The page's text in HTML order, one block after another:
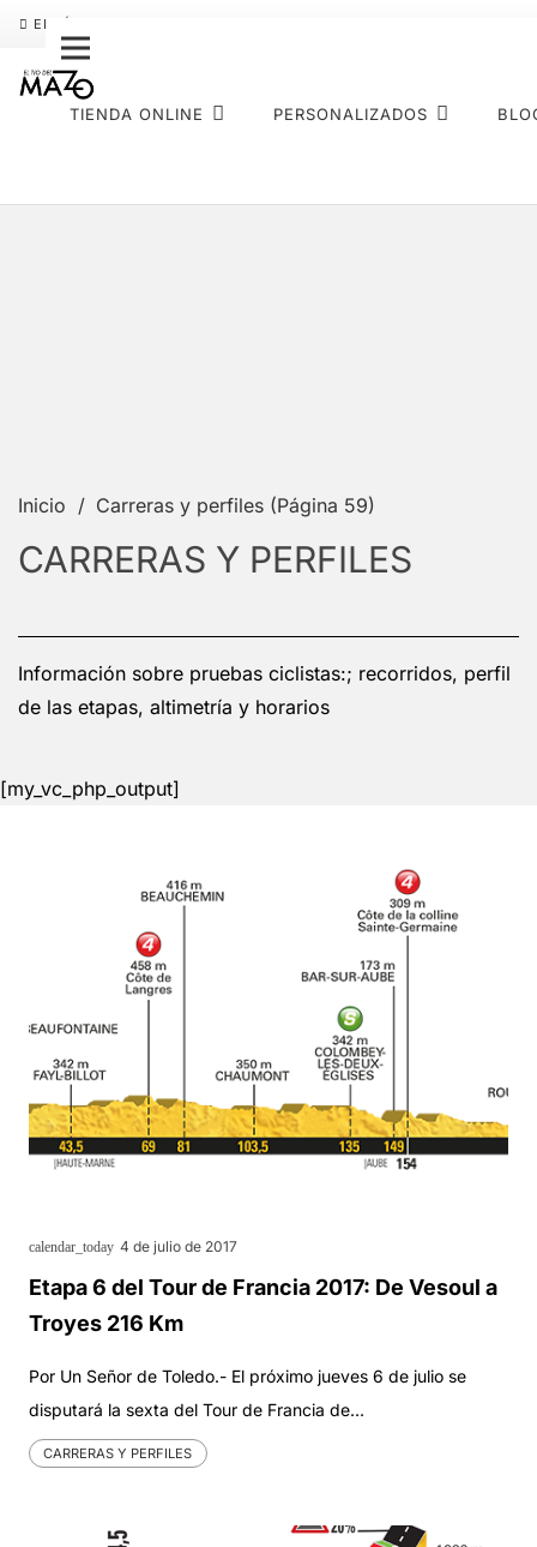
ENVÍO GRATIS
TIENDA ONLINE PERSONALIZADOS
Inicio / Carreras y perfiles (Página 59)
CARRERAS Y PERFILES
Información sobre pruebas ciclistas:; recorridos, perfil
de las etapas, altimetría y horarios
[my_vc_php_output]
calendar_today 4 de julio de 2017
Etapa 6 del Tour de Francia 2017: De Vesoul a
Troyes 216 Km
Por Un Señor de Toledo.- El próximo jueves 6 de julio se
disputará la sexta del Tour de Francia de…
CARRERAS Y PERFILES